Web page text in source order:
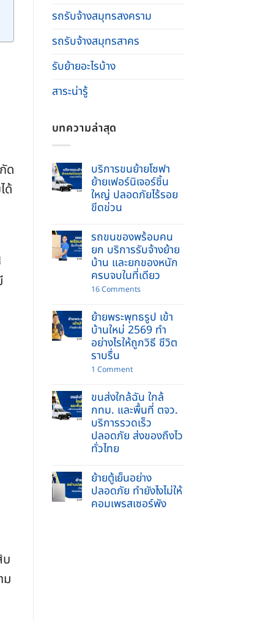
ด
ด้
บ
ม
รถรับจ้างสมุทรสงคราม
รถรับจ้างสมุทรสาคร
รับย้ายอะไรบ้าง
สาระน่ารู้
บทความล่าสุด
บริการขนย้ายโซฟา
ย้ายเฟอร์นิเจอร์ชิ้น
ใหญ่ ปลอดภัยไร้รอย
ขีดข่วน
on
บริการ
ขน
ย้าย
โซฟา
ย้าย
เฟอร์นิเจอร์
ปลอดภัย
ไร้
รอย
ขีด
ข่วน
รถขนของพร้อมคน
ยก บริการรับจ้างย้าย
บ้าน และยกของหนัก
ครบจบในที่เดียว
16 Commentson
ของ
พร้อม
คนยก
บริการ
รับจ้าง
ของ
หนัก
ครบ
จบ
ใน
ที่
เดียว
ย้ายพระพุทธรูป เข้า
บ้านใหม่ 2569 ทำ
อย่างไรให้ถูกวิธี ชีวิต
ราบรื่น
1 Commenton
รูป
เข้า
บ้าน
ใหม่
2569
ทำ
ชีวิต
ราบ
รื่น
ขนส่งใกล้ฉัน ใกล้
กทม. และพื้นที่ ตจว.
บริการรวดเร็ว
ปลอดภัย ส่งของถึงไว
ทั่วไทย
Comments
on
ขนส่ง
ใกล้
ฉัน
ย้ายตู้เย็นอย่าง
ปลอดภัย ทำยังไงไม่ให้
คอมเพรสเซอร์พัง